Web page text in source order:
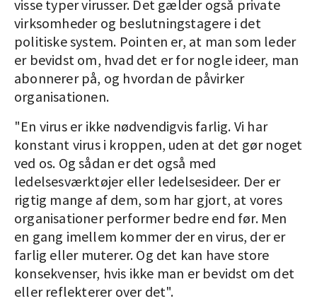
visse typer virusser. Det gælder også private
virksomheder og beslutningstagere i det
politiske system. Pointen er, at man som leder
er bevidst om, hvad det er for nogle ideer, man
abonnerer på, og hvordan de påvirker
organisationen.
"En virus er ikke nødvendigvis farlig. Vi har
konstant virus i kroppen, uden at det gør noget
ved os. Og sådan er det også med
ledelsesværktøjer eller ledelsesideer. Der er
rigtig mange af dem, som har gjort, at vores
organisationer performer bedre end før. Men
en gang imellem kommer der en virus, der er
farlig eller muterer. Og det kan have store
konsekvenser, hvis ikke man er bevidst om det
eller reflekterer over det".